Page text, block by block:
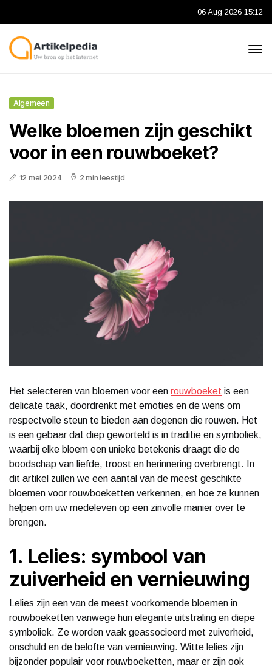
06 Aug 2026 15:12
Algemeen
Welke bloemen zijn geschikt
voor in een rouwboeket?
12 mei 2024 2 min leestijd
Het selecteren van bloemen voor een rouwboeket is een
delicate taak, doordrenkt met emoties en de wens om
respectvolle steun te bieden aan degenen die rouwen. Het
is een gebaar dat diep geworteld is in traditie en symboliek,
waarbij elke bloem een unieke betekenis draagt die de
boodschap van liefde, troost en herinnering overbrengt. In
dit artikel zullen we een aantal van de meest geschikte
bloemen voor rouwboeketten verkennen, en hoe ze kunnen
helpen om uw medeleven op een zinvolle manier over te
brengen.
1. Lelies: symbool van
zuiverheid en vernieuwing
Lelies zijn een van de meest voorkomende bloemen in
rouwboeketten vanwege hun elegante uitstraling en diepe
symboliek. Ze worden vaak geassocieerd met zuiverheid,
onschuld en de belofte van vernieuwing. Witte lelies zijn
bijzonder populair voor rouwboeketten, maar er zijn ook